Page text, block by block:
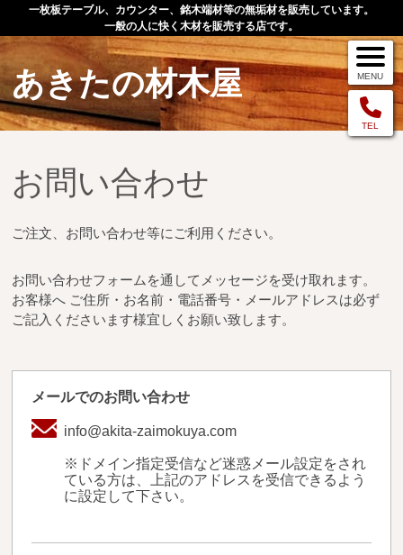
一枚板テーブル、カウンター、銘木端材等の無垢材を販売しています。
一般の人に快く木材を販売する店です。
あきたの材木屋
TEL
MENU
メニュー
TOP
手作りオーダー家具
店舗案内
お問い合わせ
お買い物の流れ
送料・お支払い方法について
ご注文前の注意点
Attention
お問い合わせ
ご注文、お問い合わせ等にご利用ください。
お問い合わせフォームを通してメッセージを受け取れます。
お客様へ ご住所・お名前・電話番号・メールアドレスは必ず
ご記入くださいます様宜しくお願い致します。
メールでのお問い合わせ
info@akita-zaimokuya.com
※ドメイン指定受信など迷惑メール設定をされ
ている方は、上記のアドレスを受信できるよう
に設定して下さい。